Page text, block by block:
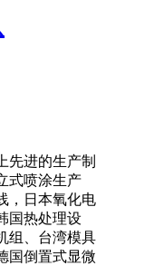
先进的生产制
式喷涂生产
，日本氧化电
国热处理设
组、台湾模具
国倒置式显微